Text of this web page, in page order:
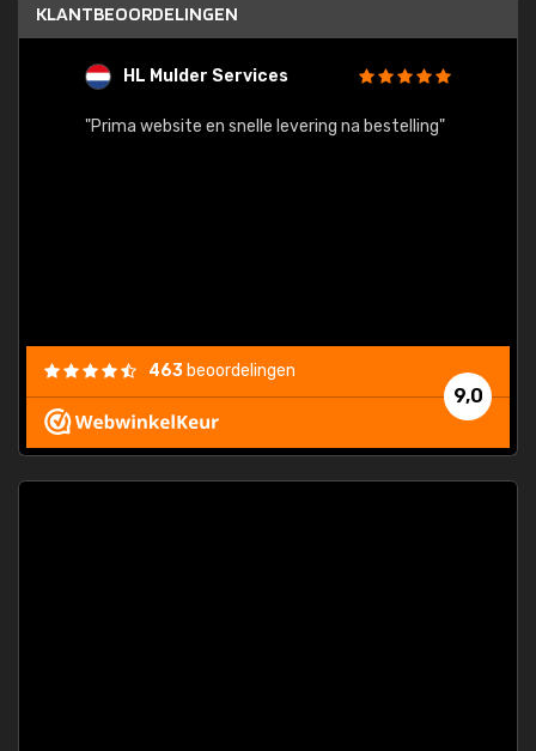
KLANTBEOORDELINGEN
HL Mulder Services
"Prima website en snelle levering na bestelling"
9,0
463 beoordelingen